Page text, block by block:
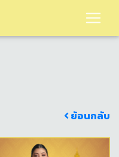
ย้อนกลับ